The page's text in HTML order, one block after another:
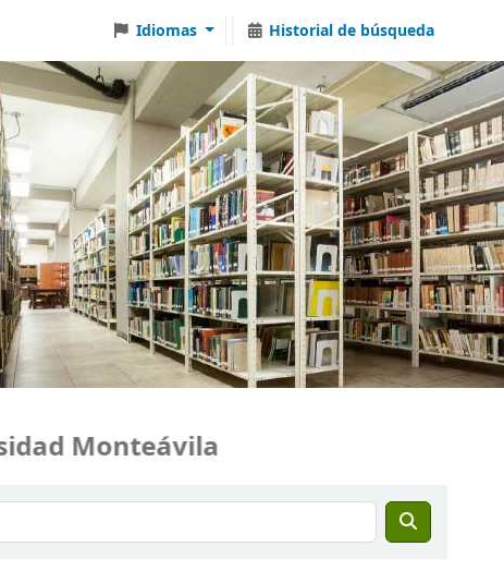
Idiomas Historial de búsqueda
Monteávila